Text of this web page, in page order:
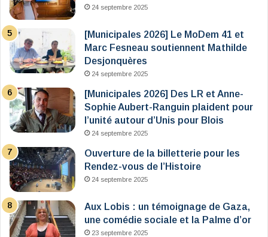
24 septembre 2025
[Municipales 2026] Le MoDem 41 et
Marc Fesneau soutiennent Mathilde
Desjonquères
24 septembre 2025
[Municipales 2026] Des LR et Anne-
Sophie Aubert-Ranguin plaident pour
l’unité autour d’Unis pour Blois
24 septembre 2025
Ouverture de la billetterie pour les
Rendez-vous de l’Histoire
24 septembre 2025
Aux Lobis : un témoignage de Gaza,
une comédie sociale et la Palme d’or
23 septembre 2025